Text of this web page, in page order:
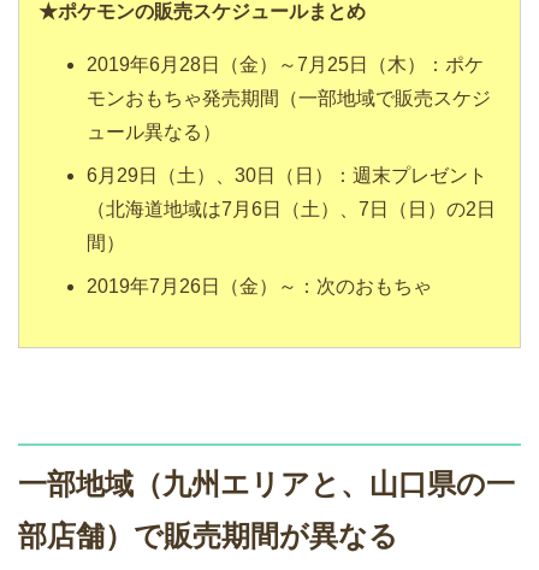
★ポケモンの販売スケジュールまとめ
2019年6月28日（金）～7月25日（木）：ポケ
モンおもちゃ発売期間（一部地域で販売スケジ
ュール異なる）
6月29日（土）、30日（日）：週末プレゼント
（北海道地域は7月6日（土）、7日（日）の2日
間）
2019年7月26日（金）～：次のおもちゃ
一部地域（九州エリアと、山口県の一
部店舗）で販売期間が異なる